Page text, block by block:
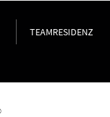
TEAMRESIDENZ